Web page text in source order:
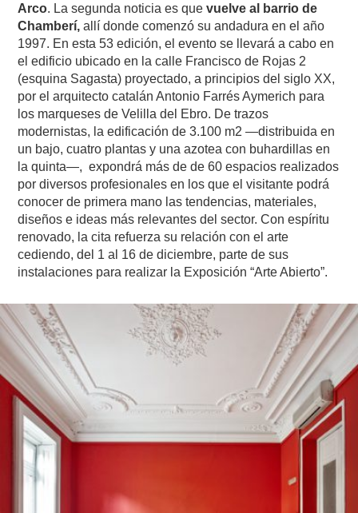
Arco. La segunda noticia es quevuelve al barrio de
Chamberí, allí donde comenzó su andadura en el año
1997. En esta 53 edición, el evento se llevará a cabo en
el edificio ubicado en la calle Francisco de Rojas 2
(esquina Sagasta) proyectado, a principios del siglo XX,
por el arquitecto catalán Antonio Farrés Aymerich para
los marqueses de Velilla del Ebro. De trazos
modernistas, la edificación de 3.100 m2 —distribuida en
un bajo, cuatro plantas y una azotea con buhardillas en
la quinta—, expondrá más de de 60 espacios realizados
por diversos profesionales en los que el visitante podrá
conocer de primera mano las tendencias, materiales,
diseños e ideas más relevantes del sector. Con espíritu
renovado, la cita refuerza su relación con el arte
cediendo, del 1 al 16 de diciembre, parte de sus
instalaciones para realizar la Exposición “Arte Abierto”.